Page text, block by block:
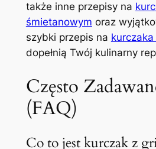
także inne przepisy na
śmietanowym oraz
szybki przepis na
dopełnią Twój kulinarny
Często
(FAQ)
Co to jest kurczak z